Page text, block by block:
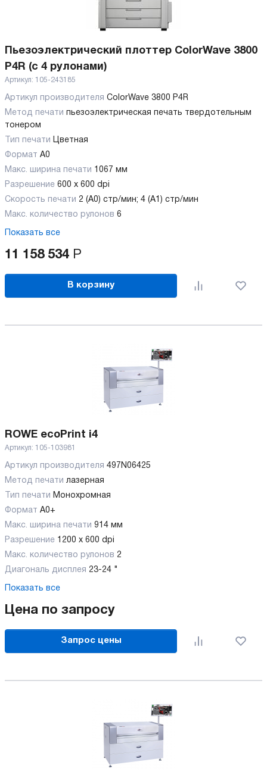
Пьезоэлектрический плоттер ColorWave 3800
P4R (с 4 рулонами)
Артикул: 105-243185
Артикул производителя ColorWave 3800 P4R
Метод печати пьезоэлектрическая печать твердотельным
тонером
Тип печати Цветная
Формат A0
Макс. ширина печати 1067 мм
Разрешение 600 х 600 dpi
Скорость печати 2 (A0) стр/мин; 4 (A1) стр/мин
Макс. количество рулонов 6
Показать все
11 158 534 Р
В корзину
ROWE ecoPrint i4
Артикул: 105-103981
Артикул производителя 497N06425
Метод печати лазерная
Тип печати Монохромная
Формат A0+
Макс. ширина печати 914 мм
Разрешение 1200 x 600 dpi
Макс. количество рулонов 2
Диагональ дисплея 23-24 "
Показать все
Цена по запросу
Запрос цены